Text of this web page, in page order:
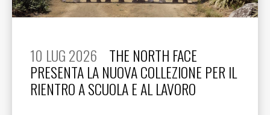
10 LUG 2026
THE NORTH FACE
PRESENTA LA NUOVA COLLEZIONE PER IL
RIENTRO A SCUOLA E AL LAVORO